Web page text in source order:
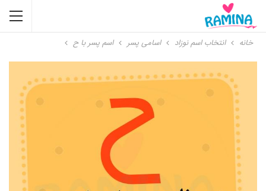
خانه انتخاب اسم نوزاد اسامی پسر اسم پسر با ح